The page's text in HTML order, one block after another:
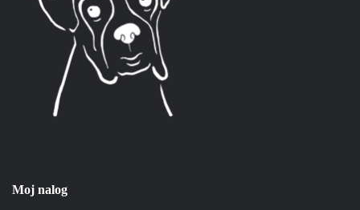
Moj nalog